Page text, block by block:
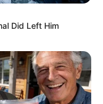
Did Left Him